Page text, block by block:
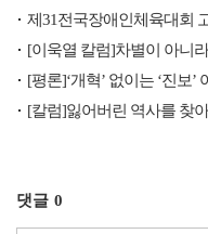
제31전국장애인체육대회
[이욱열 칼럼]차별이 아니
[평론]‘개혁’ 없이는 ‘진보’
[칼럼]잃어버린 역사를 찾
댓글 0